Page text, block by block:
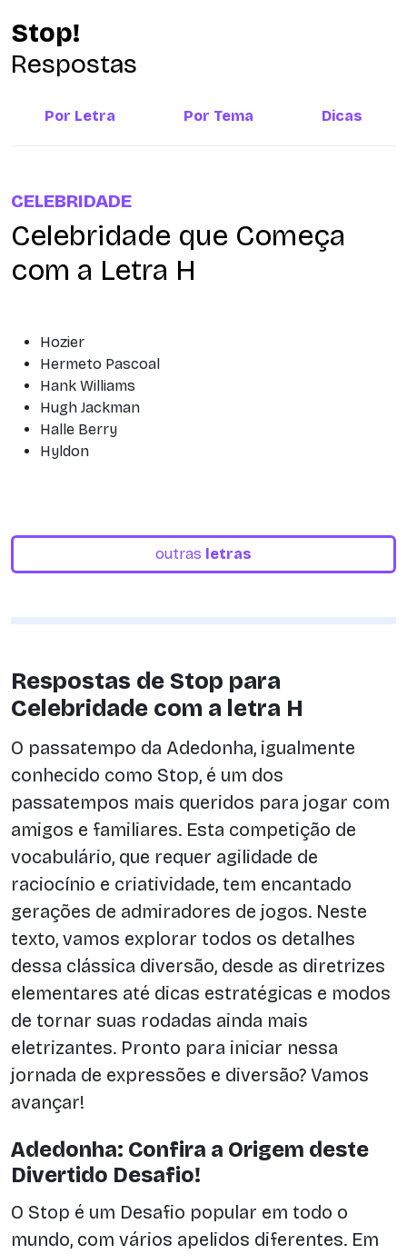
Stop!
Respostas
Por Letra Por Tema Dicas
CELEBRIDADE
Celebridade que Começa
com a Letra H
Hozier
Hermeto Pascoal
Hank Williams
Hugh Jackman
Halle Berry
Hyldon
outras letras
Respostas de Stop para
Celebridade com a letra H
O passatempo da Adedonha, igualmente
conhecido como Stop, é um dos
passatempos mais queridos para jogar com
amigos e familiares. Esta competição de
vocabulário, que requer agilidade de
raciocínio e criatividade, tem encantado
gerações de admiradores de jogos. Neste
texto, vamos explorar todos os detalhes
dessa clássica diversão, desde as diretrizes
elementares até dicas estratégicas e modos
de tornar suas rodadas ainda mais
eletrizantes. Pronto para iniciar nessa
jornada de expressões e diversão? Vamos
avançar!
Adedonha: Confira a Origem deste
Divertido Desafio!
O Stop é um Desafio popular em todo o
mundo, com vários apelidos diferentes. Em